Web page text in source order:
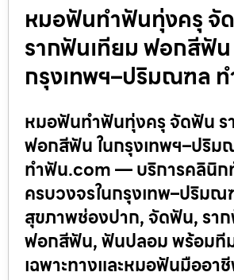
หมอฟันทำฟันทุ่งครุ จั
รากฟันเทียม ฟอกสีฟัน
กรุงเทพฯ–ปริมณฑล
หมอฟันทำฟันทุ่งครุ จัดฟัน ร
ฟอกสีฟัน ในกรุงเทพฯ–ปริ
ทำฟัน.com — บริการคลินิก
ครบวงจรในกรุงเทพ–ปริมณ
สุขภาพช่องปาก, จัดฟัน, รา
ฟอกสีฟัน, ฟันปลอม พร้อมที
เฉพาะทางและหมอฟันมืออา